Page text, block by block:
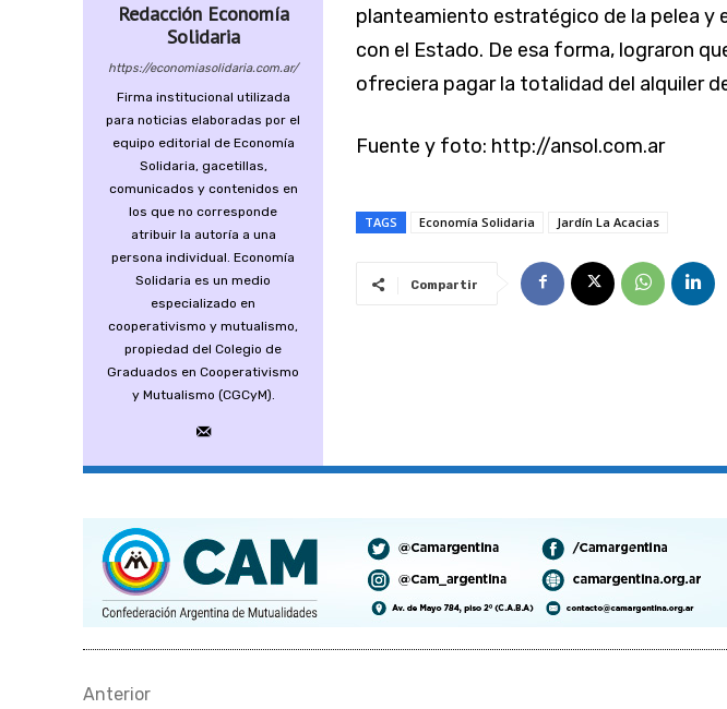
Redacción Economía
Solidaria
https://economiasolidaria.com.ar/
Firma institucional utilizada
para noticias elaboradas por el
equipo editorial de Economía
Solidaria, gacetillas,
comunicados y contenidos en
los que no corresponde
atribuir la autoría a una
persona individual. Economía
Solidaria es un medio
especializado en
cooperativismo y mutualismo,
propiedad del Colegio de
Graduados en Cooperativismo
y Mutualismo (CGCyM).
planteamiento estratégico de la pelea y
con el Estado. De esa forma, lograron
ofreciera pagar la totalidad del alquiler
Fuente y foto: http://ansol.com.ar
TAGS Economía Solidaria Jardín La Acacias
Compartir
Anterior